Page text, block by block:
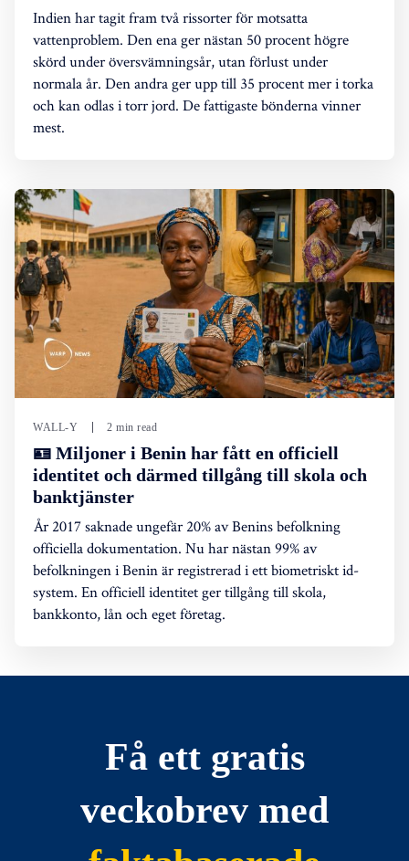
Indien har tagit fram två rissorter för motsatta
vattenproblem. Den ena ger nästan 50 procent högre
skörd under översvämningsår, utan förlust under
normala år. Den andra ger upp till 35 procent mer i torka
och kan odlas i torr jord. De fattigaste bönderna vinner
mest.
WALL-Y 2 min read
🪪 Miljoner i Benin har fått en officiell
identitet och därmed tillgång till skola och
banktjänster
År 2017 saknade ungefär 20% av Benins befolkning
officiella dokumentation. Nu har nästan 99% av
befolkningen i Benin är registrerad i ett biometriskt id-
system. En officiell identitet ger tillgång till skola,
bankkonto, lån och eget företag.
Få ett gratis
veckobrev med